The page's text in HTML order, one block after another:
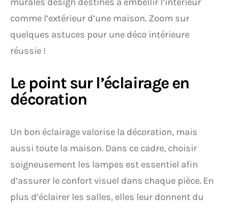
comme l’extérieur d’une maison. Zoom sur
quelques astuces pour une déco intérieure
réussie !
Le point sur l’éclairage en
décoration
Un bon éclairage valorise la décoration, mais
aussi toute la maison. Dans ce cadre, choisir
soigneusement les lampes est essentiel afin
d’assurer le confort visuel dans chaque pièce. En
plus d’éclairer les salles, elles leur donnent du